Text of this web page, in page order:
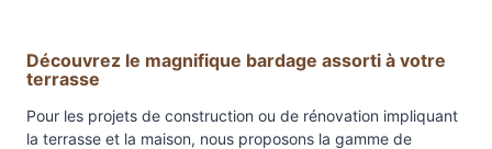
c
)
Découvrez le magnifique bardage assorti à votre
terrasse
Pour les projets de construction ou de rénovation impliquant
la terrasse et la maison, nous proposons la gamme de